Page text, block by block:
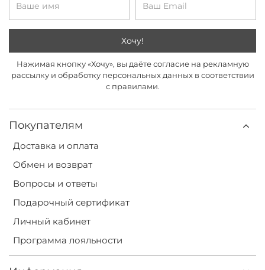
Покупателям
Доставка и оплата
Обмен и возврат
Вопросы и ответы
Подарочный сертификат
Личный кабинет
Программа лояльности
Хочу!
Нажимая кнопку «Хочу», вы даёте согласие на рекламную
рассылку и обработку персональных данных в соответствии
с правилами.